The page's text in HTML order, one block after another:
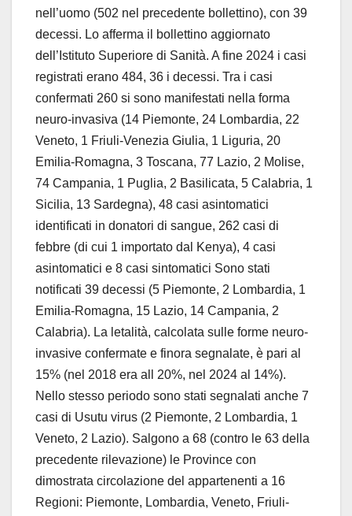
nell’uomo (502 nel precedente bollettino), con 39
decessi. Lo afferma il bollettino aggiornato
dell’Istituto Superiore di Sanità. A fine 2024 i casi
registrati erano 484, 36 i decessi. Tra i casi
confermati 260 si sono manifestati nella forma
neuro-invasiva (14 Piemonte, 24 Lombardia, 22
Veneto, 1 Friuli-Venezia Giulia, 1 Liguria, 20
Emilia-Romagna, 3 Toscana, 77 Lazio, 2 Molise,
74 Campania, 1 Puglia, 2 Basilicata, 5 Calabria, 1
Sicilia, 13 Sardegna), 48 casi asintomatici
identificati in donatori di sangue, 262 casi di
febbre (di cui 1 importato dal Kenya), 4 casi
asintomatici e 8 casi sintomatici Sono stati
notificati 39 decessi (5 Piemonte, 2 Lombardia, 1
Emilia-Romagna, 15 Lazio, 14 Campania, 2
Calabria). La letalità, calcolata sulle forme neuro-
invasive confermate e finora segnalate, è pari al
15% (nel 2018 era all 20%, nel 2024 al 14%).
Nello stesso periodo sono stati segnalati anche 7
casi di Usutu virus (2 Piemonte, 2 Lombardia, 1
Veneto, 2 Lazio). Salgono a 68 (contro le 63 della
precedente rilevazione) le Province con
dimostrata circolazione del appartenenti a 16
Regioni: Piemonte, Lombardia, Veneto, Friuli-